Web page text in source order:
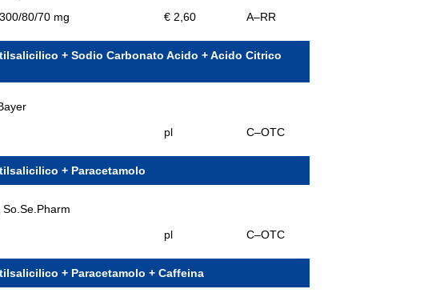
80/70 mg
€ 2,60 A–RR
+ Sodio Carbonato Acido + Acido Citrico
pl C–OTC
+ Paracetamolo
pl C–OTC
+ Paracetamolo + Caffeina